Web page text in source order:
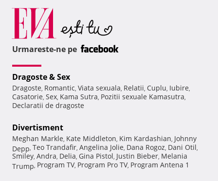
Urmareste-ne pe
Dragoste & Sex
Dragoste, Romantic, Viata sexuala, Relatii, Cuplu, Iubire,
Casatorie, Sex, Kama Sutra, Pozitii sexuale Kamasutra,
Declaratii de dragoste
Divertisment
Meghan Markle, Kate Middleton, Kim Kardashian, Johnny
Depp, Teo Trandafir, Angelina Jolie, Dana Rogoz, Dani Otil,
Smiley, Andra, Delia, Gina Pistol, Justin Bieber, Melania
Trump, Program TV, Program Pro TV, Program Antena 1